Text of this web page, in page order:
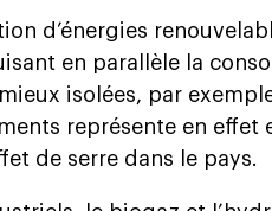
d’énergies
en parallèle la
isolées, par
représente en effet
de serre dans le pays.